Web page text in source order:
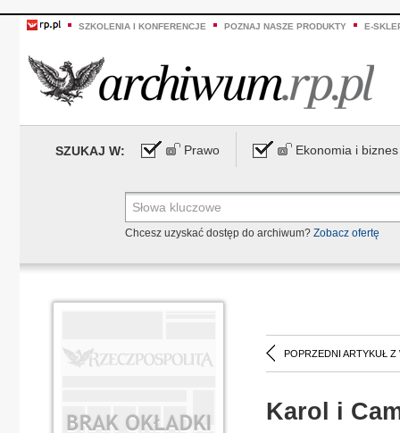
SZKOLENIA I KONFERENCJE POZNAJ NASZE PRODUKTY E-
SZUKAJ W: Prawo Ekonomia i biznes
Chcesz uzyskać dostęp do archiwum? Zobacz ofertę
POPRZEDNI ARTYKUŁ Z
Karol i